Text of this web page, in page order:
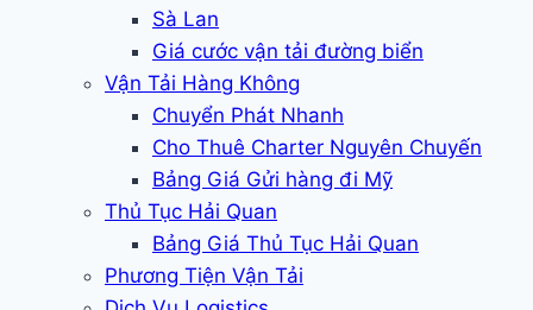
Sà Lan
Giá cước vận tải đường biển
Vận Tải Hàng Không
Chuyển Phát Nhanh
Cho Thuê Charter Nguyên Chuyến
Bảng Giá Gửi hàng đi Mỹ
Thủ Tục Hải Quan
Bảng Giá Thủ Tục Hải Quan
Phương Tiện Vận Tải